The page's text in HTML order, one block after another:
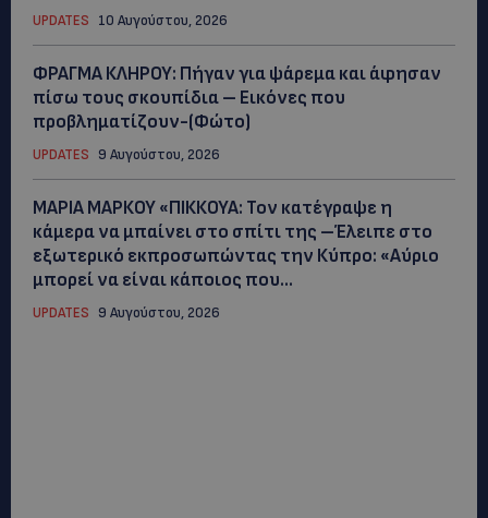
UPDATES 10 Αυγούστου, 2026
ΦΡΑΓΜΑ ΚΛΗΡΟΥ: Πήγαν για ψάρεμα και άφησαν
πίσω τους σκουπίδια – Εικόνες που
προβληματίζουν-(Φώτο)
UPDATES 9 Αυγούστου, 2026
ΜΑΡΙΑ ΜΑΡΚΟΥ «ΠΙΚΚΟΥΑ: Τον κατέγραψε η
κάμερα να μπαίνει στο σπίτι της –Έλειπε στο
εξωτερικό εκπροσωπώντας την Κύπρο: «Αύριο
μπορεί να είναι κάποιος που...
UPDATES 9 Αυγούστου, 2026